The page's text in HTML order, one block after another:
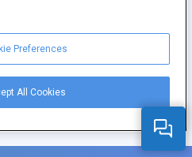
utiliser votre outil ?
?
Preferences
All Cookies